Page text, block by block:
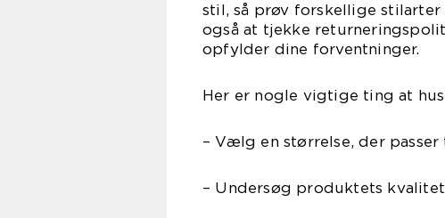
stil, så prøv forskellige
også at tjekke
opfylder dine forventninger.
Her er nogle vigtige ting at
– Vælg en størrelse, der
– Undersøg produktets